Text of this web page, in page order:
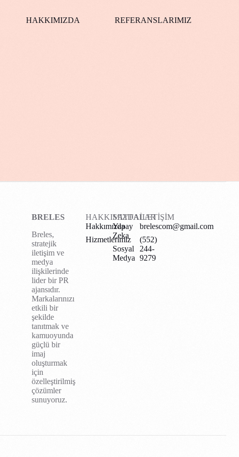
HAKKIMIZDA REFERANSLARIMIZ
BRELES
Breles,
stratejik
iletişim ve
medya
ilişkilerinde
lider bir PR
ajansıdır.
Markalarınızı
etkili bir
şekilde
tanıtmak ve
kamuoyunda
güçlü bir
imaj
oluşturmak
için
özelleştirilmiş
çözümler
sunuyoruz.
HAKKIMIZDA
Hakkımızda
Hizmetlerimiz
SAYFALAR
Yapay
Zeka
Sosyal
Medya
İLETİŞİM
brelescom@gmail.com
(552)
244-
9279